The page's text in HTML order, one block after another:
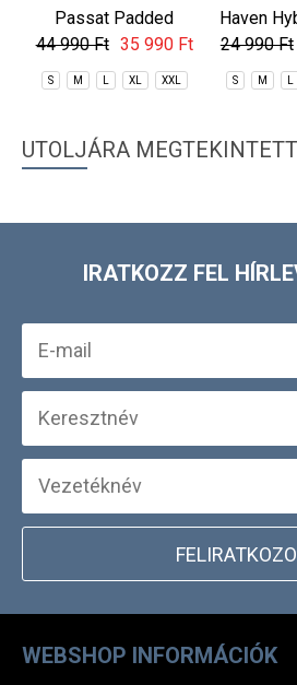
Passat Padded
Jacket
44 990 Ft 35 990 Ft
S M XL XXL
Haven
24 990 Ft
S M
UTOLJÁRA MEGTEKINTETT
IRATKOZZ FEL
WEBSHOP INFORMÁCIÓK